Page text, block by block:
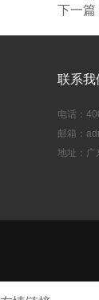
下一篇
联系我
电话：
邮箱：
地址：广